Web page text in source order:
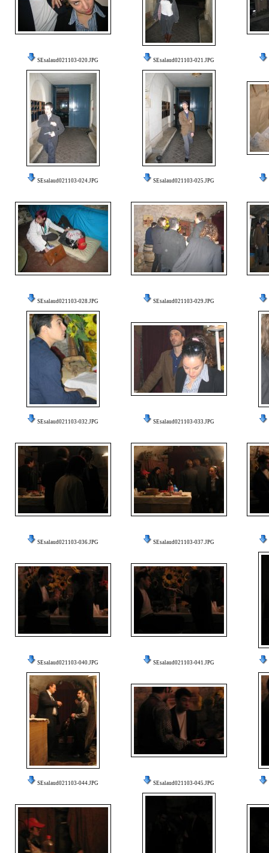
SEsalaud021103-020.JPG SEsalaud021103-021.JPG
SEsalaud021103-024.JPG SEsalaud021103-025.JPG
SEsalaud021103-028.JPG SEsalaud021103-029.JPG
SEsalaud021103-032.JPG SEsalaud021103-033.JPG
SEsalaud021103-036.JPG SEsalaud021103-037.JPG
SEsalaud021103-040.JPG SEsalaud021103-041.JPG
SEsalaud021103-044.JPG SEsalaud021103-045.JPG